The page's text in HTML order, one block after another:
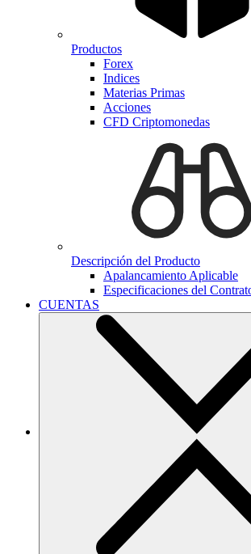
Productos
Forex
Indices
Materias Primas
Acciones
CFD Criptomonedas
Descripción del Producto
Apalancamiento Aplicable
Especificaciones del
CUENTAS